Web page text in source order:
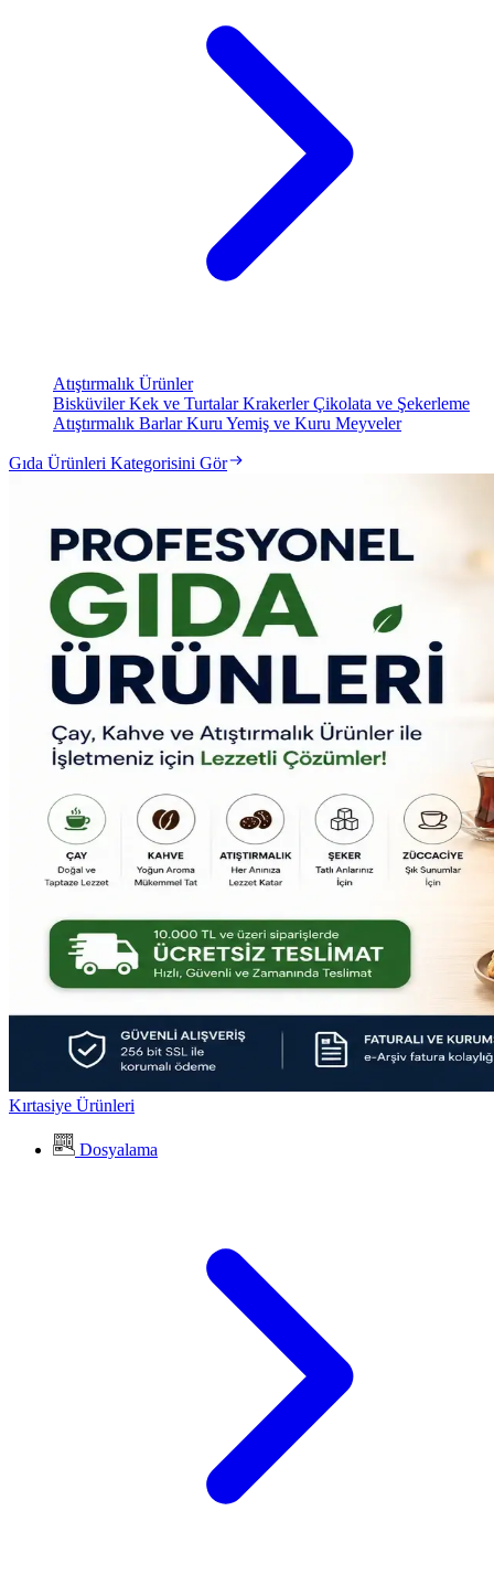
Atıştırmalık Ürünler
BisküvilerKek ve TurtalarKrakerlerÇikolata ve Şekerleme
Atıştırmalık BarlarKuru Yemiş ve Kuru Meyveler
Gıda Ürünleri Kategorisini Gör
Kırtasiye Ürünleri
Dosyalama